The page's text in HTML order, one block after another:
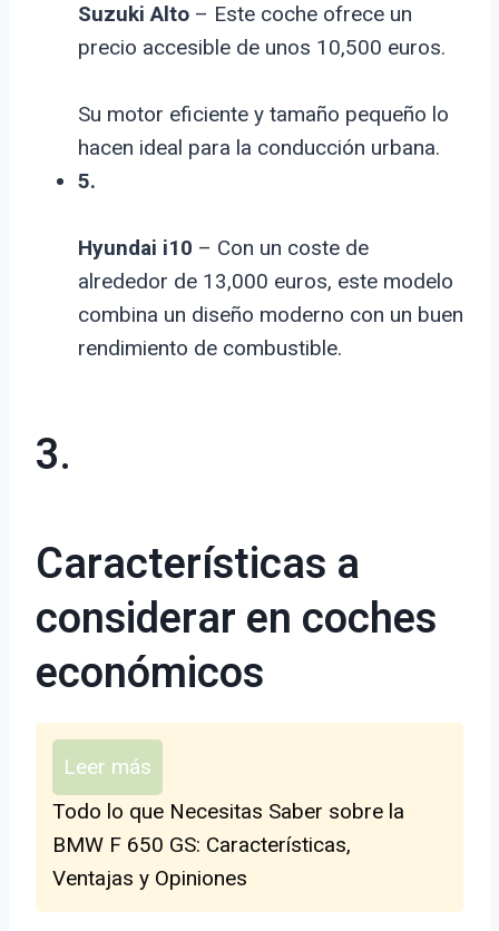
Suzuki Alto – Este coche ofrece un
precio accesible de unos 10,500 euros.
Su motor eficiente y tamaño pequeño lo
hacen ideal para la conducción urbana.
5.
Hyundai i10 – Con un coste de
alrededor de 13,000 euros, este modelo
combina un diseño moderno con un buen
rendimiento de combustible.
3.
Características a
considerar en coches
económicos
Leer más
Todo lo que Necesitas Saber sobre la
BMW F 650 GS: Características,
Ventajas y Opiniones